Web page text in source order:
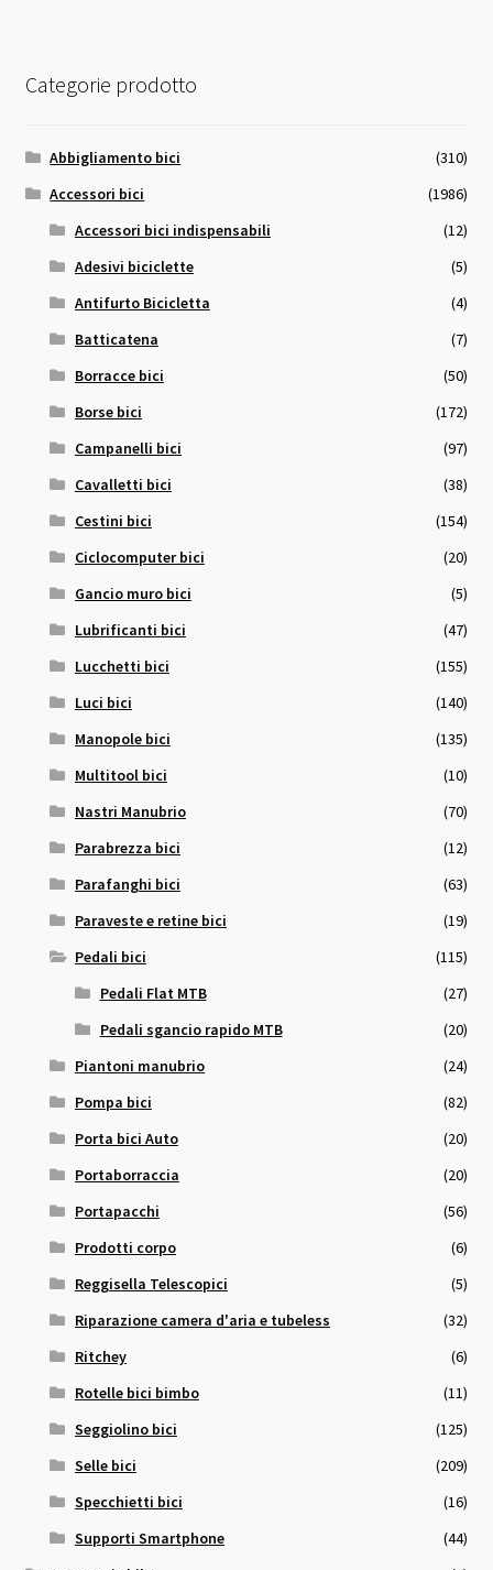
Categorie prodotto
Abbigliamento bici
(310)
Accessori bici
(1986)
Accessori bici indispensabili
(12)
Adesivi biciclette
(5)
Antifurto Bicicletta
(4)
Batticatena
(7)
Borracce bici
(50)
Borse bici
(172)
Campanelli bici
(97)
Cavalletti bici
(38)
Cestini bici
(154)
Ciclocomputer bici
(20)
Gancio muro bici
(5)
Lubrificanti bici
(47)
Lucchetti bici
(155)
Luci bici
(140)
Manopole bici
(135)
Multitool bici
(10)
Nastri Manubrio
(70)
Parabrezza bici
(12)
Parafanghi bici
(63)
Paraveste e retine bici
(19)
Pedali bici
(115)
Pedali Flat MTB
(27)
Pedali sgancio rapido MTB
(20)
Piantoni manubrio
(24)
Pompa bici
(82)
Porta bici Auto
(20)
Portaborraccia
(20)
Portapacchi
(56)
Prodotti corpo
(6)
Reggisella Telescopici
(5)
Riparazione camera d'aria e tubeless
(32)
Ritchey
(6)
Rotelle bici bimbo
(11)
Seggiolino bici
(125)
Selle bici
(209)
Specchietti bici
(16)
Supporti Smartphone
(44)